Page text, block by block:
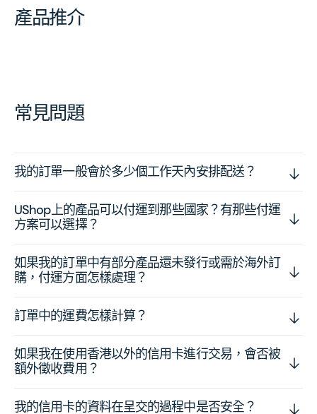
產品推介
常見問題
我的訂單一般會於多少個工作天內安排配送？
UShop上的產品可以付運到那些國家？有那些付運
方案可以選擇？
如果我的訂單中有部分產品還未發行或需於海外訂
購，付運方面怎樣處理？
訂單中的運費怎樣計算？
如果我在使用香港以外的信用卡進行交易，會否被
額外徵收費用？
我的信用卡的資料在呈交的過程中是否安全？